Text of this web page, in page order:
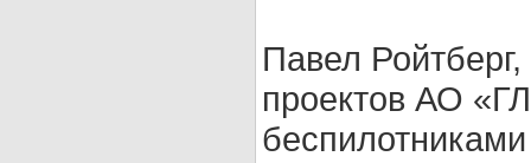
Павел
проектов АО